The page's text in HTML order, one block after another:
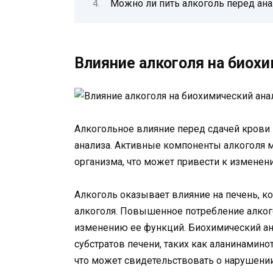
Можно ли пить алкоголь перед
Влияние алкоголя на
Алкогольное влияние перед сдачей
анализа. Активные компоненты алкоголя
организма, что может привести к
Алкоголь оказывает влияние на печень,
алкоголя. Повышенное потребление
изменению ее функций. Биохимический
субстратов печени, таких как
что может свидетельствовать о